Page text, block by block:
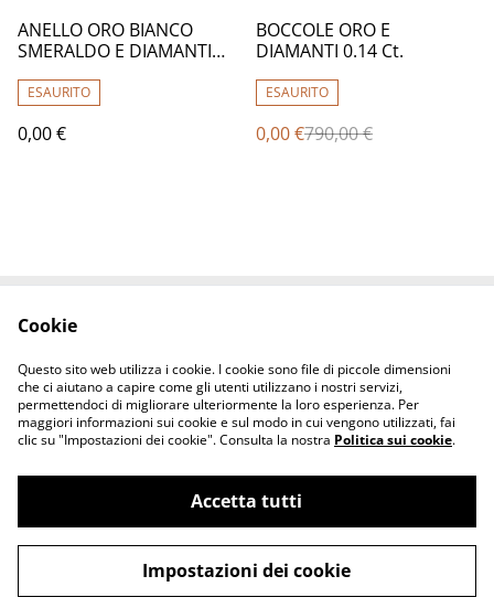
ANELLO ORO BIANCO
SMERALDO E DIAMANTI
ESAURITO
0,00 €
%
BOCCOLE ORO E
DIAMANTI 0.14 Ct.
ESAURITO
0,00 €790,00 €
Privacy Policy
Cookie Policy
©2026
ESALTATO GIOIELLI -Store - Gold & Diamond
® -P.Iva 03351640786
powered by
Cookie
Questo sito web utilizza i cookie. I cookie sono file di piccole dimensioni
che ci aiutano a capire come gli utenti utilizzano i nostri servizi,
permettendoci di migliorare ulteriormente la loro esperienza. Per
maggiori informazioni sui cookie e sul modo in cui vengono utilizzati, fai
clic su "Impostazioni dei cookie". Consulta la nostra Politica sui cookie.
Accetta tutti
Impostazioni dei cookie